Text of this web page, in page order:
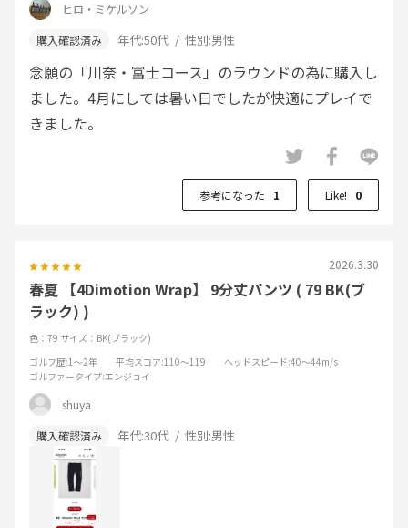
ヒロ・ミケルソン
年代:50代 性別:男性
念願の「川奈・富士コース」のラウンドの為に購入し
ました。4月にしては暑い日でしたが快適にプレイで
きました。
参考になった 1 Like! 0
2026.3.30
春夏 【4Dimotion Wrap】 9分丈パンツ ( 79 BK(ブ
ラック) )
色：79 サイズ：BK(ブラック)
ゴルフ歴:1～2年 平均スコア:110～119 ヘッドスピード:40～44m/s
ゴルファータイプ:エンジョイ
shuya
年代:30代 性別:男性